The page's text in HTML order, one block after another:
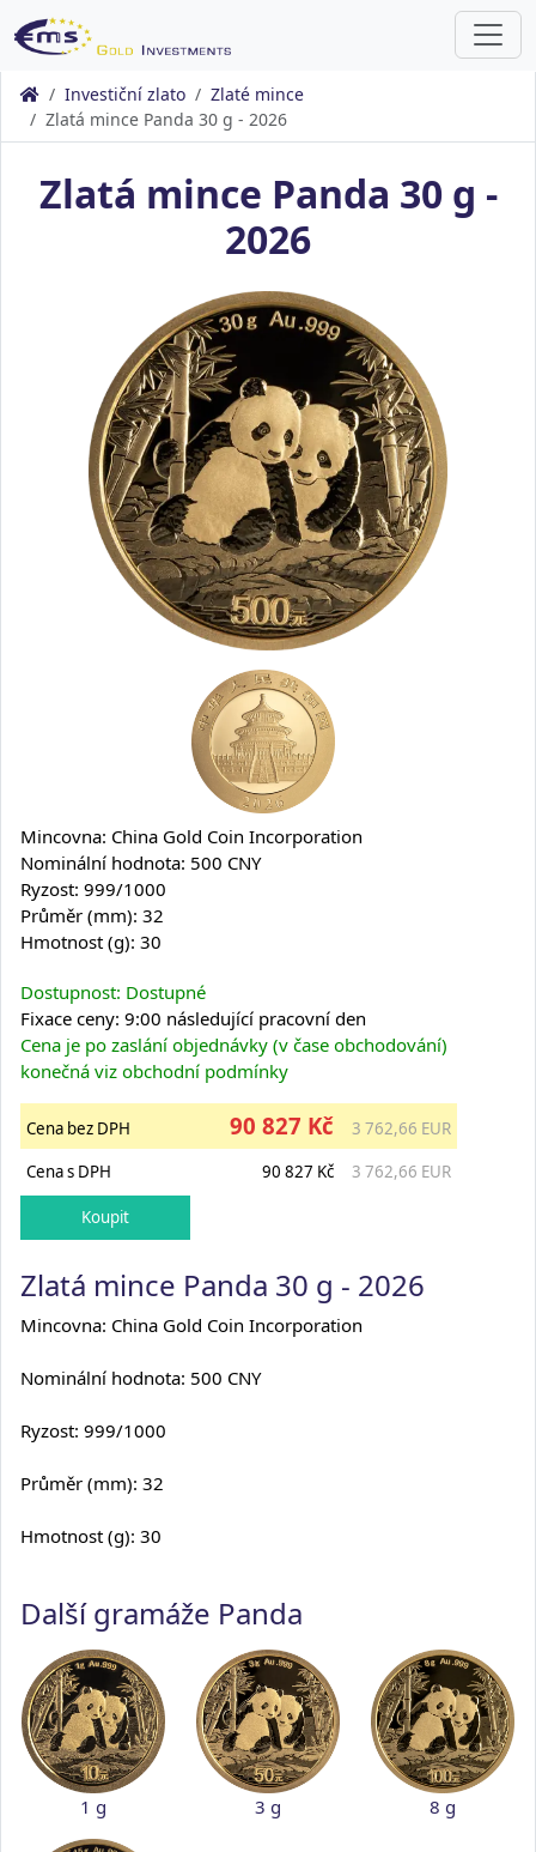
Investiční zlato
Zlaté mince
Zlatá mince Panda 30 g - 2026
Zlatá mince Panda 30 g -
2026
Mincovna: China Gold Coin Incorporation
Nominální hodnota: 500 CNY
Ryzost: 999/1000
Průměr (mm): 32
Hmotnost (g): 30
Dostupnost: Dostupné
Fixace ceny: 9:00 následující pracovní den
Cena je po zaslání objednávky (v čase obchodování)
konečná viz obchodní podmínky
Cena bez DPH 90 827 Kč
3 762,66 EUR
Cena s DPH
90 827 Kč 3 762,66 EUR
Zlatá mince Panda 30 g - 2026
Mincovna: China Gold Coin Incorporation
Nominální hodnota: 500 CNY
Ryzost: 999/1000
Průměr (mm): 32
Hmotnost (g): 30
Další gramáže Panda
1 g 3 g 8 g